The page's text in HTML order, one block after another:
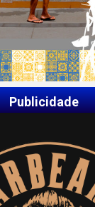
Publicidade